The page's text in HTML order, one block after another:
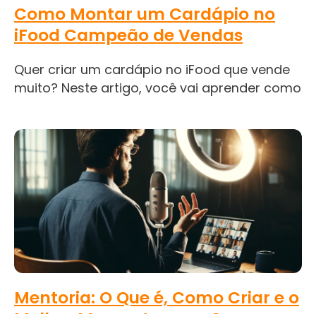
Como Montar um Cardápio no
iFood Campeão de Vendas
Quer criar um cardápio no iFood que vende
muito? Neste artigo, você vai aprender como
Mentoria: O Que é, Como Criar e o